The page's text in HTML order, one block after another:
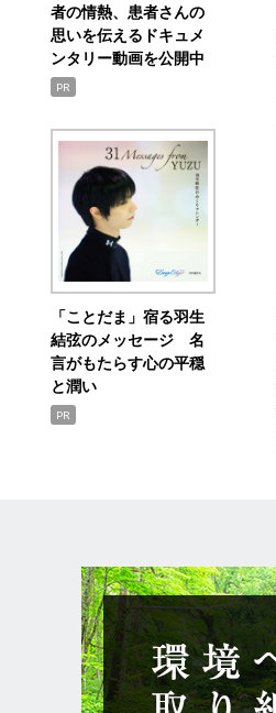
者の情熱、患者さんの
思いを伝えるドキュメ
ンタリー動画を公開中
PR
「ことだま」宿る羽生
結弦のメッセージ 名
言がもたらす心の平穏
と潤い
PR